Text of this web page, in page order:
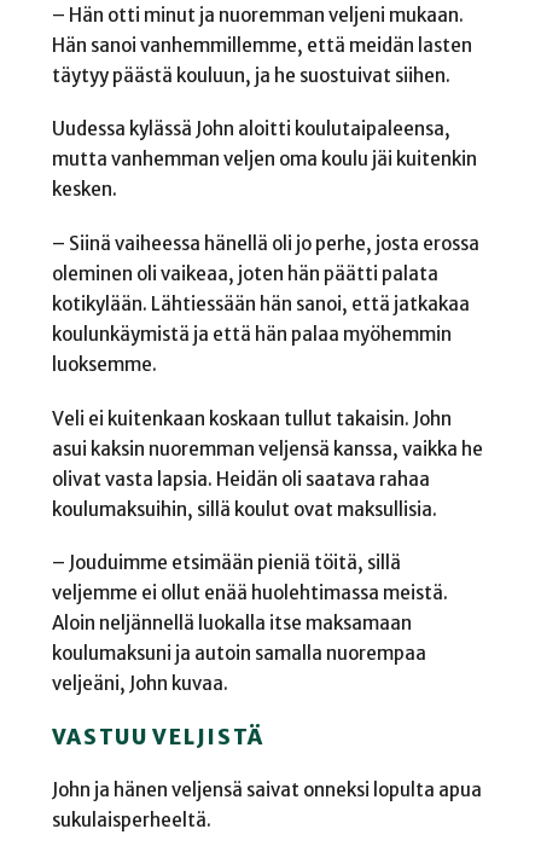
– Hän otti minut ja nuoremman veljeni mukaan.
Hän sanoi vanhemmillemme, että meidän lasten
täytyy päästä kouluun, ja he suostuivat siihen.
Uudessa kylässä John aloitti koulutaipaleensa,
mutta vanhemman veljen oma koulu jäi kuitenkin
kesken.
– Siinä vaiheessa hänellä oli jo perhe, josta erossa
oleminen oli vaikeaa, joten hän päätti palata
kotikylään. Lähtiessään hän sanoi, että jatkakaa
koulunkäymistä ja että hän palaa myöhemmin
luoksemme.
Veli ei kuitenkaan koskaan tullut takaisin. John
asui kaksin nuoremman veljensä kanssa, vaikka he
olivat vasta lapsia. Heidän oli saatava rahaa
koulumaksuihin, sillä koulut ovat maksullisia.
– Jouduimme etsimään pieniä töitä, sillä
veljemme ei ollut enää huolehtimassa meistä.
Aloin neljännellä luokalla itse maksamaan
koulumaksuni ja autoin samalla nuorempaa
veljeäni, John kuvaa.
VASTUU VELJISTÄ
John ja hänen veljensä saivat onneksi lopulta apua
sukulaisperheeltä.